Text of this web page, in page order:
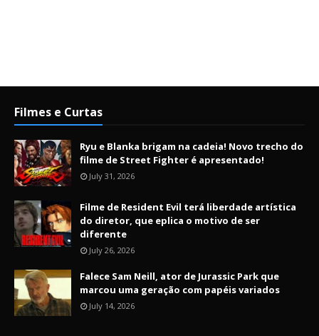
Filmes e Curtas
Ryu e Blanka brigam na cadeia! Novo trecho do
filme de Street Fighter é apresentado!
July 31, 2026
Filme de Resident Evil terá liberdade artística
do diretor, que eplica o motivo de ser
diferente
July 26, 2026
Falece Sam Neill, ator de Jurassic Park que
marcou uma geração com papéis variados
July 14, 2026